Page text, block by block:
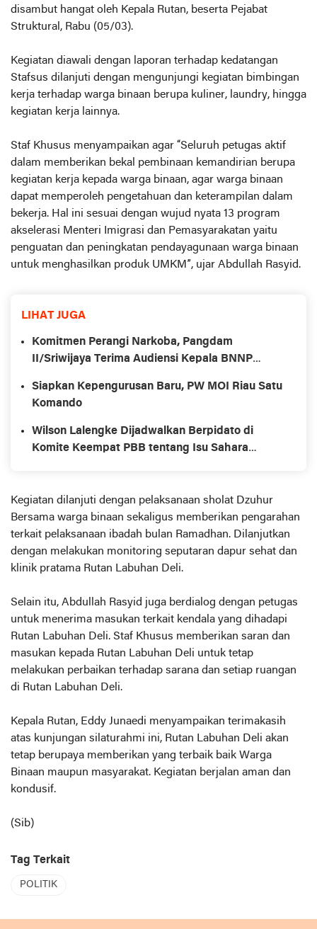
disambut hangat oleh Kepala Rutan, beserta Pejabat
Struktural, Rabu (05/03).
Kegiatan diawali dengan laporan terhadap kedatangan
Stafsus dilanjuti dengan mengunjungi kegiatan bimbingan
kerja terhadap warga binaan berupa kuliner, laundry, hingga
kegiatan kerja lainnya.
Staf Khusus menyampaikan agar “Seluruh petugas aktif
dalam memberikan bekal pembinaan kemandirian berupa
kegiatan kerja kepada warga binaan, agar warga binaan
dapat memperoleh pengetahuan dan keterampilan dalam
bekerja. Hal ini sesuai dengan wujud nyata 13 program
akselerasi Menteri Imigrasi dan Pemasyarakatan yaitu
penguatan dan peningkatan pendayagunaan warga binaan
untuk menghasilkan produk UMKM”, ujar Abdullah Rasyid.
LIHAT JUGA
Komitmen Perangi Narkoba, Pangdam
II/Sriwijaya Terima Audiensi Kepala BNNP
Siapkan Kepengurusan Baru, PW MOI Riau Satu
Komando
Wilson Lalengke Dijadwalkan Berpidato di
Komite Keempat PBB tentang Isu Sahara
Kegiatan dilanjuti dengan pelaksanaan sholat Dzuhur
Bersama warga binaan sekaligus memberikan pengarahan
terkait pelaksanaan ibadah bulan Ramadhan. Dilanjutkan
dengan melakukan monitoring seputaran dapur sehat dan
klinik pratama Rutan Labuhan Deli.
Selain itu, Abdullah Rasyid juga berdialog dengan petugas
untuk menerima masukan terkait kendala yang dihadapi
Rutan Labuhan Deli. Staf Khusus memberikan saran dan
masukan kepada Rutan Labuhan Deli untuk tetap
melakukan perbaikan terhadap sarana dan setiap ruangan
di Rutan Labuhan Deli.
Kepala Rutan, Eddy Junaedi menyampaikan terimakasih
atas kunjungan silaturahmi ini, Rutan Labuhan Deli akan
tetap berupaya memberikan yang terbaik baik Warga
Binaan maupun masyarakat. Kegiatan berjalan aman dan
kondusif.
(Sib)
Tag Terkait
POLITIK